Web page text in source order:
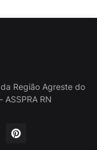
Região Agreste do
RN